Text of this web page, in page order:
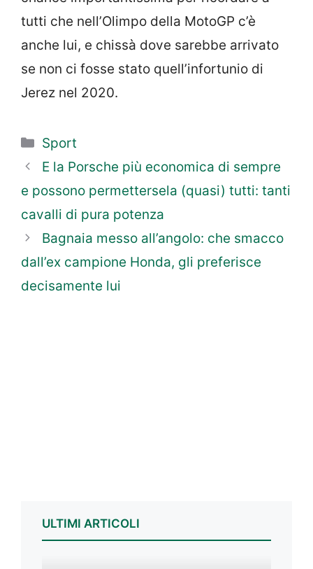
tutti che nell’Olimpo della MotoGP c’è
anche lui, e chissà dove sarebbe arrivato
se non ci fosse stato quell’infortunio di
Jerez nel 2020.
Categorie
Sport
E la Porsche più economica di sempre
e possono permettersela (quasi) tutti: tanti
cavalli di pura potenza
Bagnaia messo all’angolo: che smacco
dall’ex campione Honda, gli preferisce
decisamente lui
ULTIMI ARTICOLI